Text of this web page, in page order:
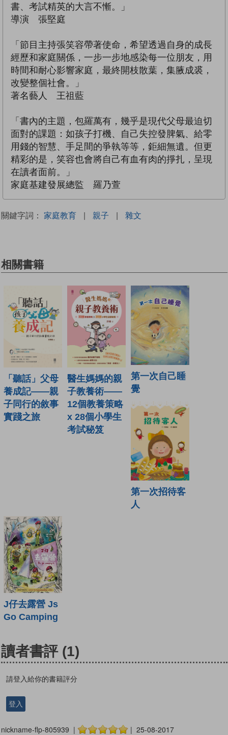
書、考試精英的大言不慚。」
導演 張堅庭
「節目主持張笑容帶著使命，希望透過自身的成長
經歷和家庭關係，一步一步地感染每一位朋友，用
時間和耐心影響家庭，最終開枝散葉，集腋成裘，
改變整個社會。」
著名藝人 王祖藍
「書內的主題，包羅萬有，幾乎是現代父母最迫切
面對的課題：如孩子打機、自己失控發脾氣、給零
用錢的智慧、手足間的爭執等等，鉅細無遺。但更
精彩的是，笑容也會將自己有血有肉的掙扎，呈現
在讀者面前。」
家庭基建發展總監 羅乃萱
關鍵字詞： 家庭教育 | 親子 | 雜文
相關書籍
「聽話」父母
養成記——親
子同行的敘事
實踐之旅
醫生媽媽的親
子教養術——
12個教養策略
x 28個小學生
考試秘笈
第一次自己睡
覺
第一次招待客
人
J仔去露營 Js
Go Camping
讀者書評 (1)
請登入給你的書籍評分
登入
nickname-flp-805939 | | 25-08-2017